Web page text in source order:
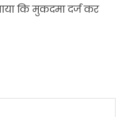
कि मुकदमा दर्ज कर